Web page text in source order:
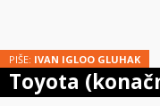
PIŠE: IVAN IGLOO GLUHAK
Toyota